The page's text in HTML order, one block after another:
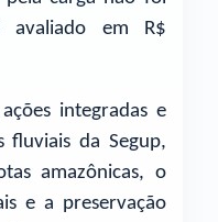
avaliado em R$
integradas e
fluviais da Segup,
amazônicas, o
e a preservação